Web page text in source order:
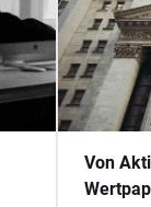
Von